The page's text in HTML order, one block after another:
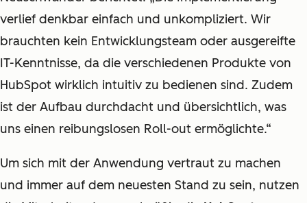
verlief denkbar einfach und unkompliziert. Wir
brauchten kein Entwicklungsteam oder ausgereifte
IT-Kenntnisse, da die verschiedenen Produkte von
HubSpot wirklich intuitiv zu bedienen sind. Zudem
ist der Aufbau durchdacht und übersichtlich, was
uns einen reibungslosen Roll-out ermöglichte.“
Um sich mit der Anwendung vertraut zu machen
und immer auf dem neuesten Stand zu sein, nutzen